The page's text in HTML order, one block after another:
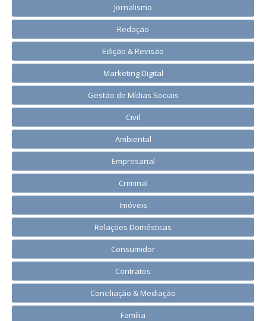
Jornalismo
Redação
Edição & Revisão
Marketing Digital
Gestão de Mídias Sociais
Civil
Ambiental
Empresarial
Criminal
Imóveis
Relações Domésticas
Consumidor
Contratos
Conciliação & Mediação
Família